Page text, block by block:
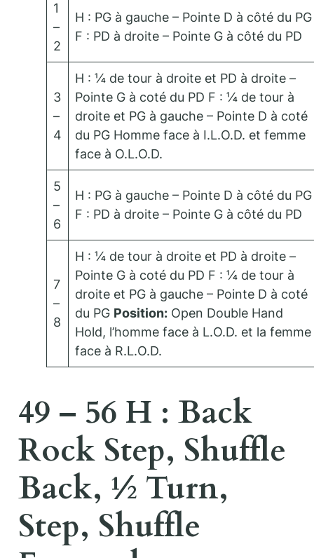
1
–
2
H : PG à gauche – Pointe D à côté du PG
F : PD à droite – Pointe G à côté du PD
3
–
4
H : ¼ de tour à droite et PD à droite –
Pointe G à coté du PD F : ¼ de tour à
droite et PG à gauche – Pointe D à coté
du PG Homme face à I.L.O.D. et femme
face à O.L.O.D.
5
–
6
H : PG à gauche – Pointe D à côté du PG
F : PD à droite – Pointe G à côté du PD
7
–
8
H : ¼ de tour à droite et PD à droite –
Pointe G à coté du PD F : ¼ de tour à
droite et PG à gauche – Pointe D à coté
du PG Position: Open Double Hand
Hold, l’homme face à L.O.D. et la femme
face à R.L.O.D.
49 – 56 H : Back
Rock Step, Shuffle
Back, ½ Turn,
Step, Shuffle